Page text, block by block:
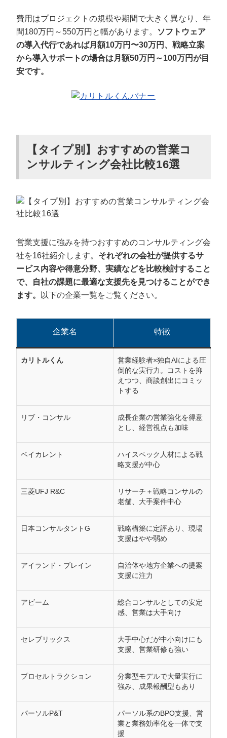
費用はプロジェクトの規模や期間で大きく異なり、年
間180万円～550万円と幅があります。
ソフトウェア
の導入代行であれば月額10万円〜30万円、戦略立案
から導入サポートの場合は月額50万円～100万円が目
安です。
【タイプ別】おすすめの営業コ
ンサルティング会社比較16選
営業支援に強みを持つおすすめのコンサルティング会
社を16社紹介します。 それぞれの会社が提供するサ
ービス内容や得意分野、実績などを比較検討すること
で、自社の課題に最適な支援先を見つけることができ
ます。
以下の企業一覧をご覧ください。
企業名 特徴
カリトルくん
営業経験者×独自AIによる圧
倒的な実行力。コストを抑
えつつ、商談創出にコミッ
トする
リブ・コンサル
成長企業の営業強化を得意
とし、経営視点も加味
ベイカレント
ハイスペック人材による戦
略支援が中心
三菱UFJ R&C
リサーチ＋戦略コンサルの
老舗、大手案件中心
日本コンサルタントG
戦略構築に定評あり、現場
支援はやや弱め
アイランド・ブレイン
自治体や地方企業への提案
支援に注力
アビーム
総合コンサルとしての安定
感、営業は大手向け
セレブリックス
大手中心だが中小向けにも
支援、営業研修も強い
プロセルトラクション
分業型モデルで大量実行に
強み、成果報酬型もあり
パーソルP&T
パーソル系のBPO支援、営
業と業務効率化を一体で支
援